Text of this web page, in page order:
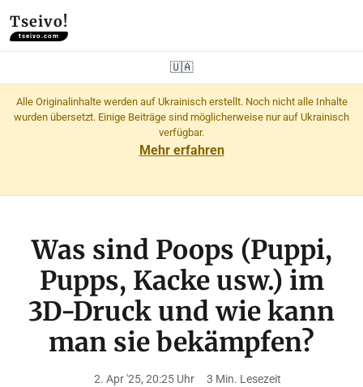
Tseivo!
tseivo.com
🇺🇦
Alle Originalinhalte werden auf Ukrainisch erstellt. Noch nicht alle Inhalte
wurden übersetzt. Einige Beiträge sind möglicherweise nur auf Ukrainisch
verfügbar.
Mehr erfahren
Was sind Poops (Puppi,
Pupps, Kacke usw.) im
3D-Druck und wie kann
man sie bekämpfen?
2. Apr '25, 20:25 Uhr 3 Min. Lesezeit